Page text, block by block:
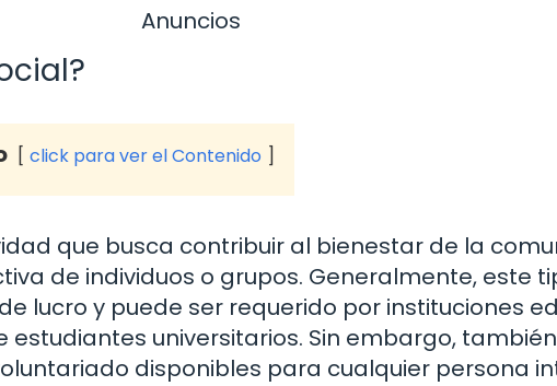
Anuncios
click para ver el Contenido
que busca contribuir al bienestar de la
de individuos o grupos. Generalmente, este
lucro y puede ser requerido por instituciones
universitarios. Sin embargo,
disponibles para cualquier persona